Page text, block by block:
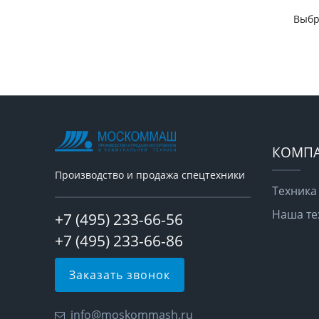
Производство и продажа спецтехники
+7 (495) 233-66-56
+7 (495) 233-66-86
Заказать звонок
info@moskommash.ru
Наша